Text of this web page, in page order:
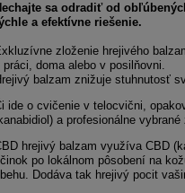
sa odradiť od
a efektívne riešenie.
zloženie hrejivého
práci, doma alebo v posilňovni.
balzam znižuje stuhnutosť
ide o cvičenie v telocvični,
a profesionálne
hrejivý balzam využíva CBD
po lokálnom pôsobení na
Dodáva tak hrejivý pocit